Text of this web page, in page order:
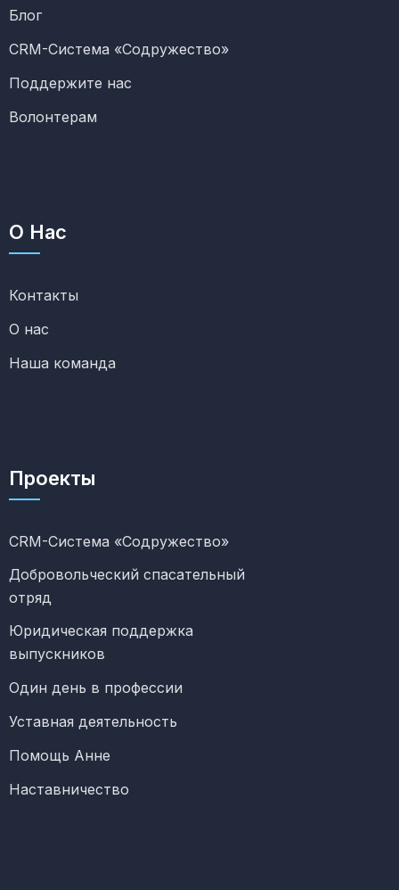
Блог
CRM-Система «Содружество»
Поддержите нас
Волонтерам
О Нас
Контакты
О нас
Наша команда
Проекты
CRM-Система «Содружество»
Добровольческий спасательный
отряд
Юридическая поддержка
выпускников
Один день в профессии
Уставная деятельность
Помощь Анне
Наставничество